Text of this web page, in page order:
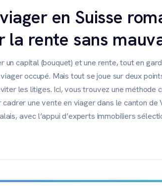
en Suisse
la rente sans
capital (bouquet) et une rente, tout en
occupé. Mais tout se joue sur deux
les litiges. Ici, vous trouvez une méthode
une vente en viager dans le canton de
avec l’appui d’experts immobiliers